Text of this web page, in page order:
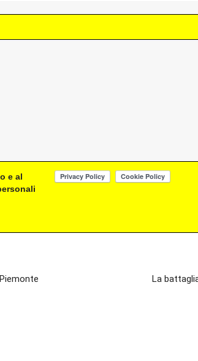
e al
La